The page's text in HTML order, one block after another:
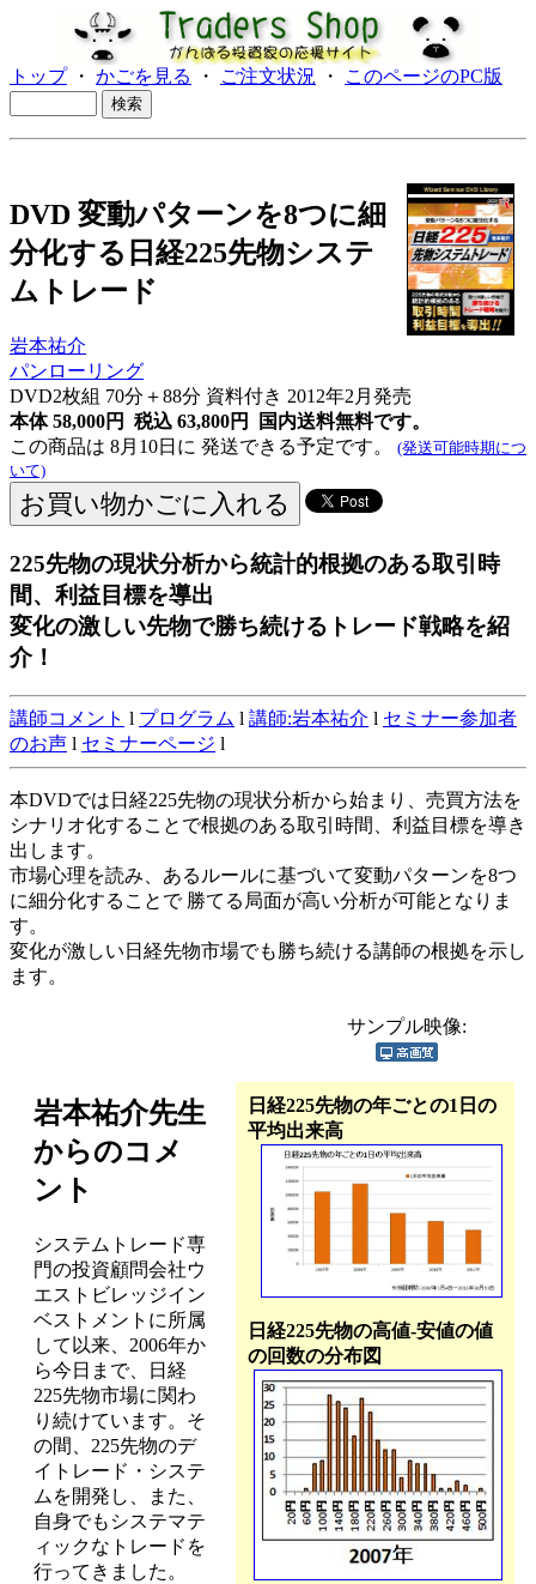
トップ・ かごを見る ・ ご注文状況 ・ このページのPC版
DVD 変動パターンを8つに細
分化する日経225先物システ
ムトレード
岩本祐介
パンローリング
DVD2枚組 70分＋88分 資料付き 2012年2月発売
本体 58,000円 税込 63,800円
国内送料無料です。
この商品は 8月10日に 発送できる予定です。 (発送可能時期につ
いて)
225先物の現状分析から統計的根拠のある取引時
間、利益目標を導出
変化の激しい先物で勝ち続けるトレード戦略を紹
介！
講師コメント l プログラム l 講師:岩本祐介 l セミナー参加者
のお声 l セミナーページ l
本DVDでは日経225先物の現状分析から始まり、売買方法を
シナリオ化することで根拠のある取引時間、利益目標を導き
出します。
市場心理を読み、あるルールに基づいて変動パターンを8つ
に細分化することで 勝てる局面が高い分析が可能となりま
す。
変化が激しい日経先物市場でも勝ち続ける講師の根拠を示し
ます。
サンプル映像:
岩本祐介先生
からのコメ
ント
システムトレード専
門の投資顧問会社ウ
エストビレッジイン
ベストメントに所属
して以来、2006年か
ら今日まで、日経
225先物市場に関わ
り続けています。そ
の間、225先物のデ
イトレード・システ
ムを開発し、また、
自身でもシステマテ
ィックなトレードを
行ってきました。
日経225先物の年ごとの1日の
平均出来高
日経225先物の高値-安値の値
の回数の分布図